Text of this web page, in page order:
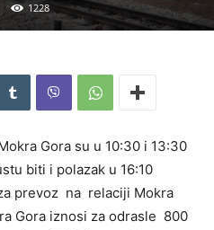
1228
Gora su u 10:30 i 13:30
biti i polazak u 16:10
prevoz na relaciji Mokra
Gora iznosi za odrasle 800